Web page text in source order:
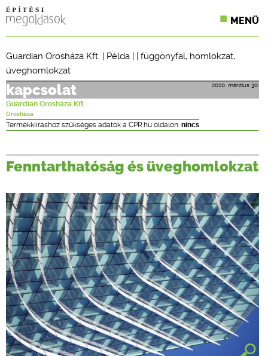
MENÜ
CPR TERMÉKKIÍRÁS
ÉPÍTÉSI JOG
ONLINE KÉPZÉSEK
TERVEZÉSI SEGÉDLETEK
Guardian Orosháza Kft. | Példa | | függönyfal, homlokzat,
üveghomlokzat
2020. március 30.
kapcsolat
Guardian Orosháza Kft.
Orosháza
Termékkiíráshoz szükséges adatok a CPR.hu oldalon: nincs
Fenntarthatóság és üveghomlokzat